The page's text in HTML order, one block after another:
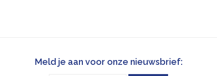
Meld je aan voor onze nieuwsbrief: